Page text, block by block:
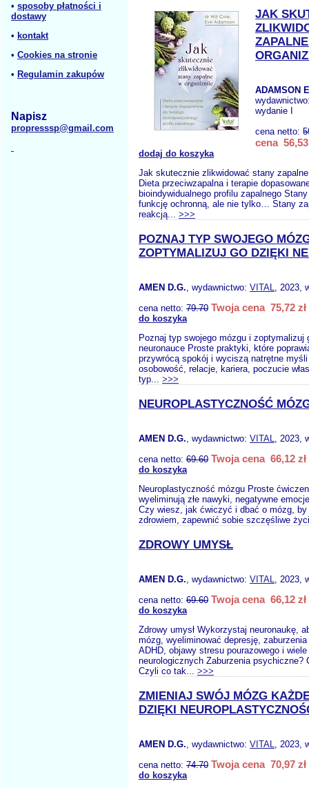
• sposoby płatności i
dostawy
• kontakt
• Cookies na stronie
• Regulamin zakupów
Napisz
propresssp@gmail.com
JAK
ADAMSON
wydanie I
cena netto:
cena 56,53
dodaj do koszyka
Jak skutecznie zlikwidować stany
Dieta przeciwzapalna i terapie
bioindywidualnego profilu zapalnego Stany
funkcję ochronną, ale nie tylko… Stany
reakcją... >>>
POZNAJ TYP SWOJEGO
ZOPTYMALIZUJ GO DZIĘKI
AMEN D.G., wydawnictwo: VITAL, 2023,
cena netto: 79.70 Twoja cena 75,72 zł
do koszyka
Poznaj typ swojego mózgu i zoptymalizuj
neuronauce Proste praktyki, które
przywrócą spokój i wyciszą natrętne myśli
osobowość, relacje, kariera, poczucie
typ... >>>
NEUROPLASTYCZNOŚĆ
AMEN D.G., wydawnictwo: VITAL, 2023,
cena netto: 69.60 Twoja cena 66,12 zł
do koszyka
Neuroplastyczność mózgu Proste
wyeliminują złe nawyki, negatywne
Czy wiesz, jak ćwiczyć i dbać o mózg,
zdrowiem, zapewnić sobie szczęśliwe
ZDROWY UMYSŁ
AMEN D.G., wydawnictwo: VITAL, 2023,
cena netto: 69.60 Twoja cena 66,12 zł
do koszyka
Zdrowy umysł Wykorzystaj neuronaukę,
mózg, wyeliminować depresję,
ADHD, objawy stresu pourazowego i
neurologicznych Zaburzenia psychiczne?
Czyli co tak... >>>
ZMIENIAJ SWÓJ MÓZG
DZIĘKI
AMEN D.G., wydawnictwo: VITAL, 2023,
cena netto: 74.70 Twoja cena 70,97 zł
do koszyka